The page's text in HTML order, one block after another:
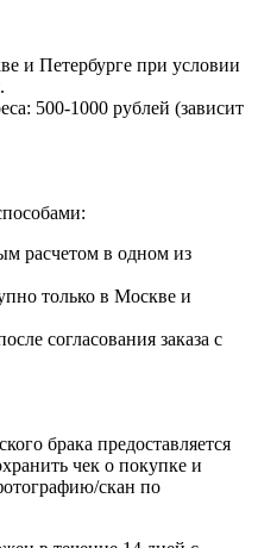
и Петербурге при условии
500-1000 рублей (зависит
расчетом в одном из
только в Москве и
согласования заказа с
брака предоставляется
чек о покупке и
скан по